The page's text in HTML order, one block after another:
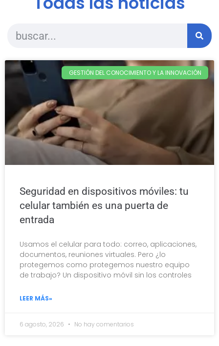
GESTIÓN DEL CONOCIMIENTO Y LA INNOVACIÓN
Seguridad en dispositivos móviles: tu
celular también es una puerta de
entrada
Usamos el celular para todo: correo, aplicaciones,
documentos, reuniones virtuales. Pero ¿lo
protegemos como protegemos nuestro equipo
de trabajo? Un dispositivo móvil sin los controles
LEER MÁS»
6 agosto, 2026 No hay comentarios